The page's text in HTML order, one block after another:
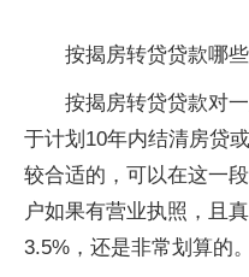
按揭房转贷贷款哪
按揭房转贷贷款对
于计划10年内结清房贷
较合适的，可以在这一
户如果有营业执照，且
3.5%，还是非常划算的。